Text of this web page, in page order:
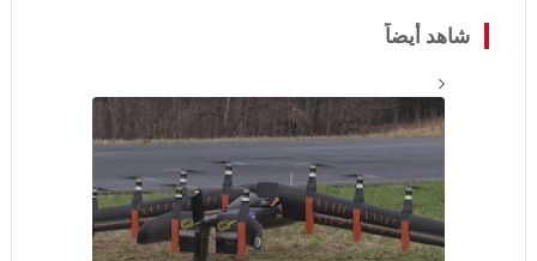
شاهد أيضاً